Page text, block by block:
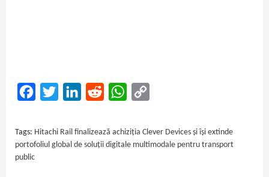
FacebookTwitter LinkedInReddit WhatsApp
Tags: Hitachi Rail finalizează achiziția Clever Devices și își extinde
portofoliul global de soluții digitale multimodale pentru transport
public